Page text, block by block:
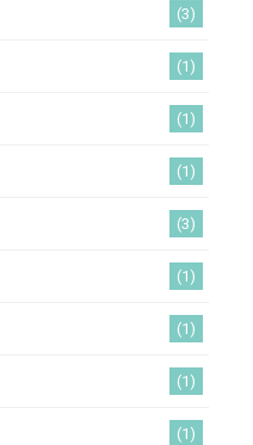
(3)
(1)
(1)
(1)
(3)
(1)
(1)
(1)
(1)